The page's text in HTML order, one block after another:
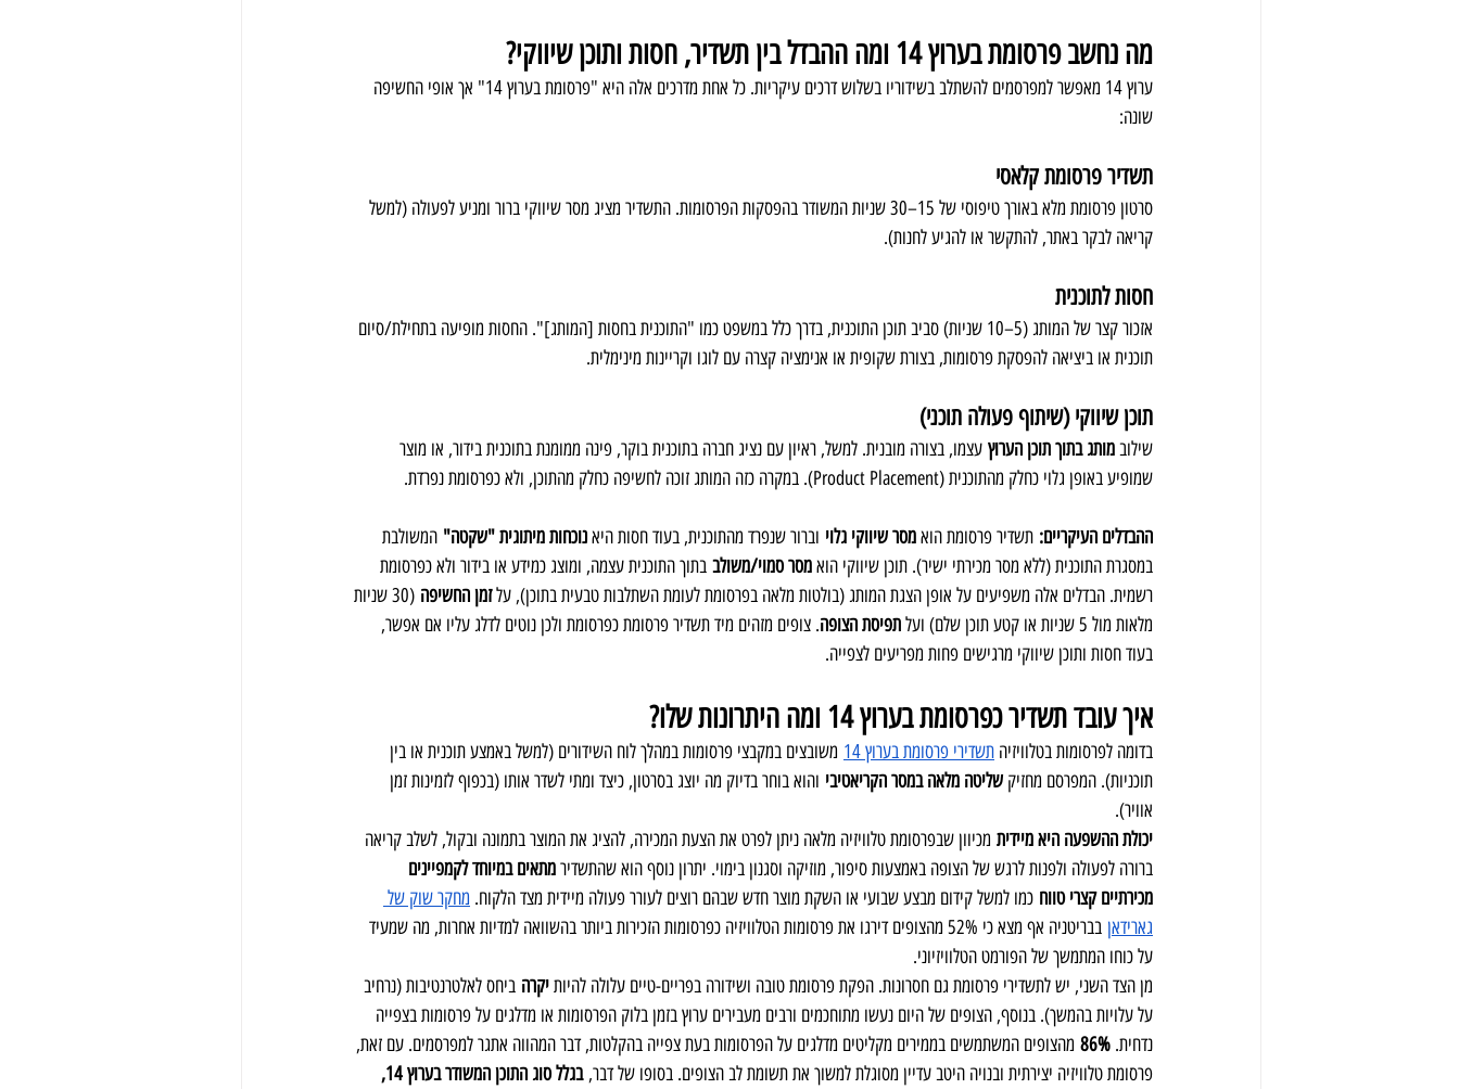
מה נחשב פרסומת בערוץ 14 ומה ההבדל בין תשדיר, חסות ותוכן שיווקי?
ערוץ 14 מאפשר למפרסמים להשתלב בשידוריו בשלוש דרכים עיקריות. כל אחת מדרכים אלה היא "פרסומת בערוץ 14" אך אופי החשיפה
שונה:
תשדיר פרסומת קלאסי
סרטון פרסומת מלא באורך טיפוסי של 15–30 שניות המשודר בהפסקות הפרסומות. התשדיר מציג מסר שיווקי ברור ומניע לפעולה (למשל
קריאה לבקר באתר, להתקשר או להגיע לחנות).
חסות לתוכנית
אזכור קצר של המותג (5–10 שניות) סביב תוכן התוכנית, בדרך כלל במשפט כמו "התוכנית בחסות [המותג]". החסות מופיעה בתחילת/סיום
תוכנית או ביציאה להפסקת פרסומות, בצורת שקופית או אנימציה קצרה עם לוגו וקריינות מינימלית.
תוכן שיווקי (שיתוף פעולה תוכני)
שילוב מותג בתוך תוכן הערוץ עצמו, בצורה מובנית. למשל, ראיון עם נציג חברה בתוכנית בוקר, פינה ממומנת בתוכנית בידור, או מוצר
שמופיע באופן גלוי כחלק מהתוכנית (Product Placement). במקרה כזה המותג זוכה לחשיפה כחלק מהתוכן, ולא כפרסומת נפרדת.
ההבדלים העיקריים: תשדיר פרסומת הוא מסר שיווקי גלוי וברור שנפרד מהתוכנית, בעוד חסות היא נוכחות מיתוגית "שקטה" המשולבת
במסגרת התוכנית (ללא מסר מכירתי ישיר). תוכן שיווקי הוא מסר סמוי/משולב בתוך התוכנית עצמה, ומוצג כמידע או בידור ולא כפרסומת
רשמית. הבדלים אלה משפיעים על אופן הצגת המותג (בולטות מלאה בפרסומת לעומת השתלבות טבעית בתוכן), על זמן החשיפה
(30 שניות
מלאות מול 5 שניות או קטע תוכן שלם) ועל
תפיסת הצופה. צופים מזהים מיד תשדיר פרסומת כפרסומת ולכן נוטים לדלג עליו אם אפשר,
בעוד חסות ותוכן שיווקי מרגישים פחות מפריעים לצפייה.
איך עובד תשדיר כפרסומת בערוץ 14 ומה היתרונות שלו?
בדומה לפרסומות בטלוויזיה תשדירי פרסומת בערוץ 14
משובצים במקבצי פרסומות במהלך לוח השידורים (למשל באמצע תוכנית או בין
תוכניות). המפרסם מחזיק שליטה מלאה במסר הקריאטיבי והוא בוחר בדיוק מה יוצג בסרטון, כיצד ומתי לשדר אותו (בכפוף לזמינות זמן
אוויר).
יכולת ההשפעה היא מיידית מכיוון שבפרסומת טלוויזיה מלאה ניתן לפרט את הצעת המכירה, להציג את המוצר בתמונה ובקול, לשלב קריאה
ברורה לפעולה ולפנות לרגש של הצופה באמצעות סיפור, מוזיקה וסגנון בימוי. יתרון נוסף הוא שהתשדיר מתאים במיוחד לקמפיינים
מכירתיים קצרי טווח כמו למשל קידום מבצע שבועי או השקת מוצר חדש שבהם רוצים לעורר פעולה מיידית מצד הלקוח. מחקר שוק של
גארידאן
בבריטניה אף מצא כי 52% מהצופים דירגו את פרסומות הטלוויזיה כפרסומות הזכירות ביותר בהשוואה למדיות אחרות, מה שמעיד
על כוחו המתמשך של הפורמט הטלוויזיוני.
מן הצד השני, יש לתשדירי פרסומת גם חסרונות. הפקת פרסומת טובה ושידורה בפריים-טיים עלולה להיות יקרה ביחס לאלטרנטיבות (נרחיב
על עלויות בהמשך). בנוסף, הצופים של היום נעשו מתוחכמים ורבים מעבירים ערוץ בזמן בלוק הפרסומות או מדלגים על פרסומות בצפייה
נדחית. 86% מהצופים המשתמשים בממירים מקליטים מדלגים על הפרסומות בעת צפייה בהקלטות, דבר המהווה אתגר למפרסמים. עם זאת,
פרסומת טלוויזיה יצירתית ובנויה היטב עדיין מסוגלת למשוך את תשומת לב הצופים. בסופו של דבר,
בגלל סוג התוכן המשודר בערוץ 14,